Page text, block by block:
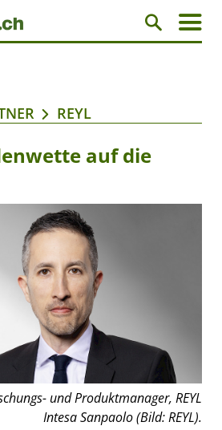
REYL
auf die
und Produktmanager, REYL
Intesa Sanpaolo (Bild: REYL).